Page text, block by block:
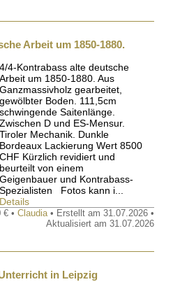
Arbeit um 1850-1880.
4/4-Kontrabass alte deutsche
Arbeit um 1850-1880. Aus
Ganzmassivholz gearbeitet,
gewölbter Boden. 111,5cm
schwingende Saitenlänge.
Zwischen D und ES-Mensur.
Tiroler Mechanik. Dunkle
Bordeaux Lackierung Wert 8500
CHF Kürzlich revidiert und
beurteilt von einem
Geigenbauer und Kontrabass-
Spezialisten Fotos kann i...
Details
• Claudia• Erstellt am 31.07.2026 •
Aktualisiert am 31.07.2026
in Leipzig